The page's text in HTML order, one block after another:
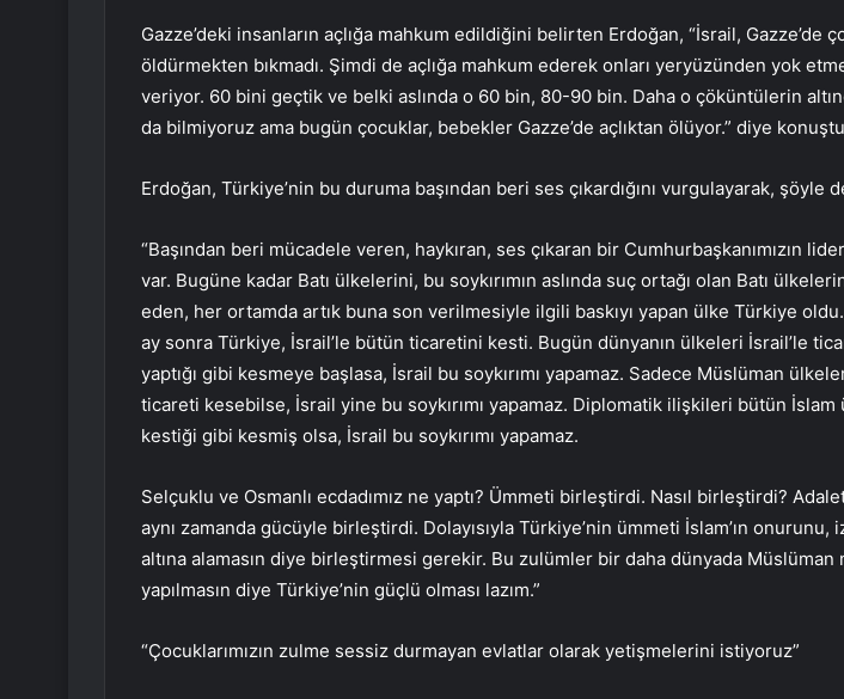
Gazze’deki insanların açlığa mahkum edildiğini belirten Erdoğan, “İsrail, Gazze’de
öldürmekten bıkmadı. Şimdi de açlığa mahkum ederek onları yeryüzünden yok
veriyor. 60 bini geçtik ve belki aslında o 60 bin, 80-90 bin. Daha o çöküntülerin
da bilmiyoruz ama bugün çocuklar, bebekler Gazze’de açlıktan ölüyor.” diye
Erdoğan, Türkiye’nin bu duruma başından beri ses çıkardığını vurgulayarak, şöyle
“Başından beri mücadele veren, haykıran, ses çıkaran bir Cumhurbaşkanımızın
var. Bugüne kadar Batı ülkelerini, bu soykırımın aslında suç ortağı olan Batı
eden, her ortamda artık buna son verilmesiyle ilgili baskıyı yapan ülke Türkiye
ay sonra Türkiye, İsrail’le bütün ticaretini kesti. Bugün dünyanın ülkeleri İsrail’le
yaptığı gibi kesmeye başlasa, İsrail bu soykırımı yapamaz. Sadece Müslüman
ticareti kesebilse, İsrail yine bu soykırımı yapamaz. Diplomatik ilişkileri bütün İslam
kestiği gibi kesmiş olsa, İsrail bu soykırımı yapamaz.
Selçuklu ve Osmanlı ecdadımız ne yaptı? Ümmeti birleştirdi. Nasıl birleştirdi?
aynı zamanda gücüyle birleştirdi. Dolayısıyla Türkiye’nin ümmeti İslam’ın onurunu,
altına alamasın diye birleştirmesi gerekir. Bu zulümler bir daha dünyada Müslüman
yapılmasın diye Türkiye’nin güçlü olması lazım.”
“Çocuklarımızın zulme sessiz durmayan evlatlar olarak yetişmelerini istiyoruz”